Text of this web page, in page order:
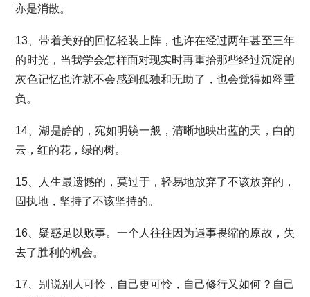
亦是消散。
13、带着美好的回忆轻装上阵，也许在经过两年甚至三年
的时光，当我学会怎样面对现实时再重拾那些经过沉淀的
灰色记忆也许就不会感到孤独和无助了，也会觉得如释重
负。
14、湖是静的，宛如明镜一般，清晰地映出蓝的天，白的
云，红的花，绿的树。
15、人生最遗憾的，莫过于，轻易地放弃了不该放弃的，
固执地，坚持了不该坚持的。
16、疑惑足以败事。一个人往往因为遇事畏缩的原故，失
去了胜利的机会。
17、别说别人可怜，自己更可怜，自己修行又如何？自己